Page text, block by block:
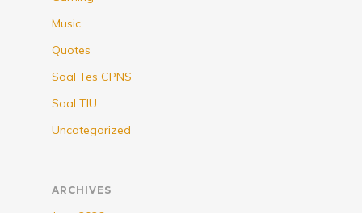
Music
Quotes
Soal Tes CPNS
Soal TIU
Uncategorized
ARCHIVES